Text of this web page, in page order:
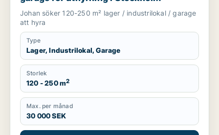
Johan söker 120-250 m² lager / industrilokal / garage
att hyra
Type
Lager, Industrilokal, Garage
Storlek
120 - 250 m2
Max. per månad
30 000 SEK